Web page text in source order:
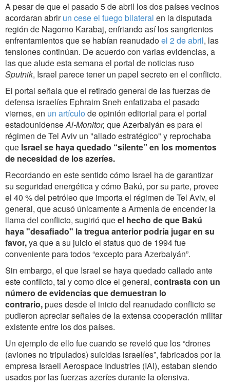
A pesar de que el pasado 5 de abril los dos países vecinos
acordaran abrirun cese el fuego bilateral en la disputada
región de Nagorno Karabaj, enfriando así los sangrientos
enfrentamientos que se habían reanudadoel 2 de abril, las
tensiones continúan. De acuerdo con varias evidencias, a
las que alude esta semana el portal de noticias ruso
Sputnik, Israel parece tener un papel secreto en el conflicto.
El portal señala que el retirado general de las fuerzas de
defensa israelíes Ephraim Sneh enfatizaba el pasado
viernes, en un artículo de opinión editorial para el portal
estadounidenseAl-Monitor, que Azerbaiyán es para el
régimen de Tel Aviv un "aliado estratégico" y reprochaba
que Israel se haya quedado “silente” en los momentos
de necesidad de los azeríes.
Recordando en este sentido cómo Israel ha de garantizar
su seguridad energética y cómo Bakú, por su parte, provee
el 40 % del petróleo que importa el régimen de Tel Aviv, el
general, que acusó únicamente a Armenia de encender la
llama del conflicto, sugirió queel hecho de que Bakú
haya "desafiado" la tregua anterior podría jugar en su
favor,ya que a su juicio el status quo de 1994 fue
conveniente para todos “excepto para Azerbaiyán”.
Sin embargo, el que Israel se haya quedado callado ante
este conflicto, tal y como dice el general, contrasta con un
número de evidencias que demuestran lo
contrario,pues desde el inicio del reanudado conflicto se
pudieron apreciar señales de la extensa cooperación militar
existente entre los dos países.
Un ejemplo de ello fue cuando se reveló que los “drones
(aviones no tripulados) suicidas israelíes”, fabricados por la
empresa Israeli Aerospace Industries (IAI), estaban siendo
usados por las fuerzas azeríes durante la ofensiva.